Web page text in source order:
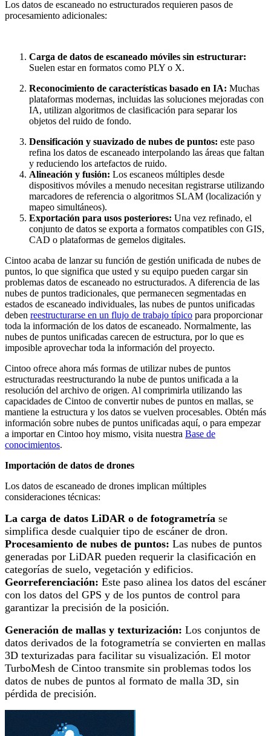
Los datos de escaneado no estructurados requieren pasos de
procesamiento adicionales:
Carga de datos de escaneado móviles sin estructurar:
Suelen estar en formatos como PLY o X.
Reconocimiento de características basado en IA: Muchas
plataformas modernas, incluidas las soluciones mejoradas con
IA, utilizan algoritmos de clasificación para separar los
objetos del ruido de fondo.
Densificación y suavizado de nubes de puntos: este paso
refina los datos de escaneado interpolando las áreas que faltan
y reduciendo los artefactos de ruido.
Alineación y fusión: Los escaneos múltiples desde
dispositivos móviles a menudo necesitan registrarse utilizando
marcadores de referencia o algoritmos SLAM (localización y
mapeo simultáneos).
Exportación para usos posteriores: Una vez refinado, el
conjunto de datos se exporta a formatos compatibles con GIS,
CAD o plataformas de gemelos digitales.
Cintoo acaba de lanzar su función de gestión unificada de nubes de
puntos, lo que significa que usted y su equipo pueden cargar sin
problemas datos de escaneado no estructurados. A diferencia de las
nubes de puntos tradicionales, que permanecen segmentadas en
estados de escaneado individuales, las nubes de puntos unificadas
deben reestructurarse en un flujo de trabajo típico para proporcionar
toda la información de los datos de escaneado. Normalmente, las
nubes de puntos unificadas carecen de estructura, por lo que es
imposible aprovechar toda la información del proyecto.
Cintoo ofrece ahora más formas de utilizar nubes de puntos
estructuradas reestructurando la nube de puntos unificada a la
resolución del archivo de origen. Al comprimirla utilizando las
capacidades de Cintoo de convertir nubes de puntos en mallas, se
mantiene la estructura y los datos se vuelven procesables. Obtén más
información sobre nubes de puntos unificadas aquí, o para empezar
a importar en Cintoo hoy mismo, visita nuestra Base de
conocimientos.
Importación de datos de drones
Los datos de escaneado de drones implican múltiples
consideraciones técnicas:
La carga de datos LiDAR o de fotogrametría se
simplifica desde cualquier tipo de escáner de dron.
Procesamiento de nubes de puntos: Las nubes de puntos
generadas por LiDAR pueden requerir la clasificación en
categorías de suelo, vegetación y edificios.
Georreferenciación: Este paso alinea los datos del escáner
con los datos del GPS y de los puntos de control para
garantizar la precisión de la posición.
Generación de mallas y texturización: Los conjuntos de
datos derivados de la fotogrametría se convierten en mallas
3D texturizadas para facilitar su visualización. El motor
TurboMesh de Cintoo transmite sin problemas todos los
datos de nubes de puntos al formato de malla 3D, sin
pérdida de precisión.